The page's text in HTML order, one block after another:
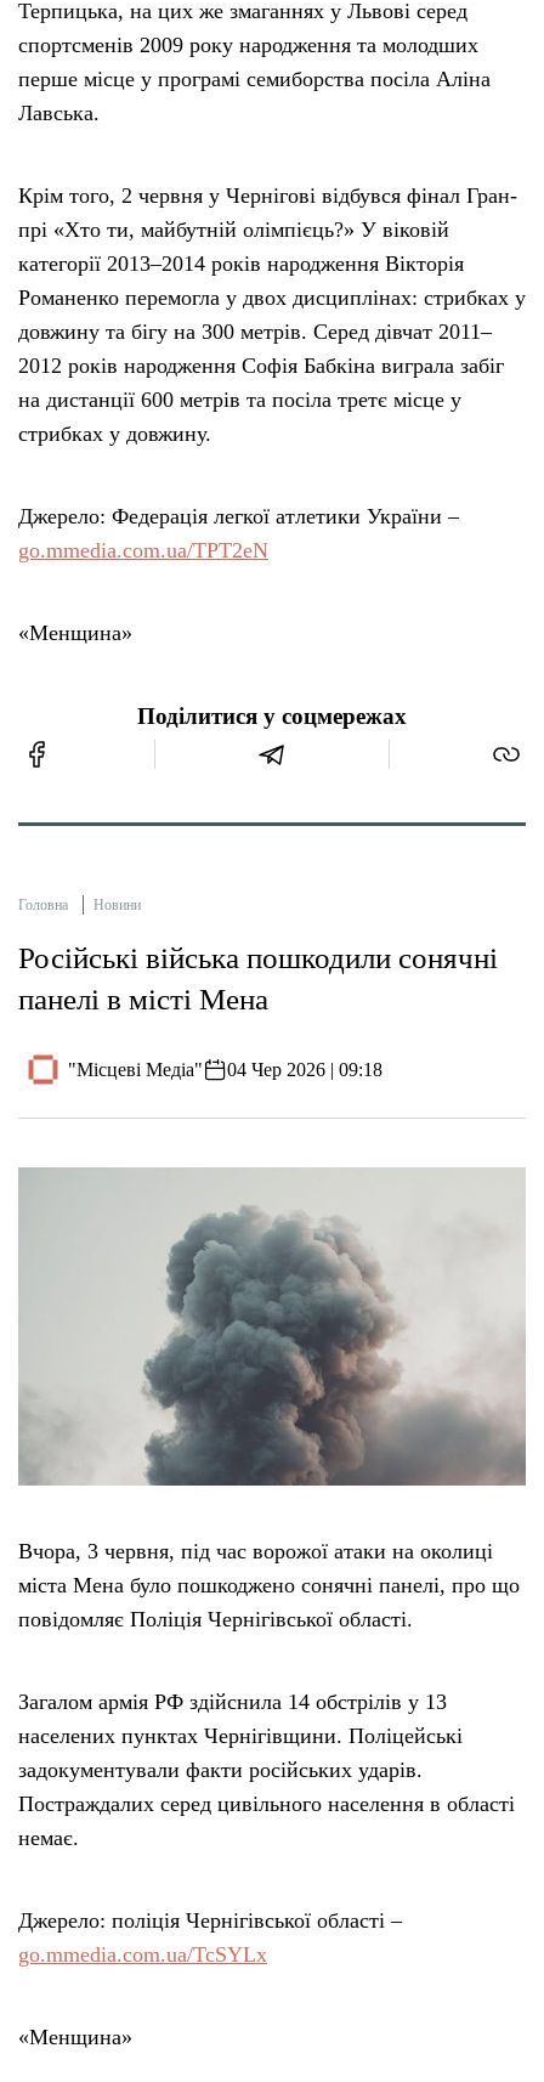
Терпицька, на цих же змаганнях у Львові серед
спортсменів 2009 року народження та молодших
перше місце у програмі семиборства посіла Аліна
Лавська.
Крім того, 2 червня у Чернігові відбувся фінал Гран-
прі «Хто ти, майбутній олімпієць?» У віковій
категорії 2013–2014 років народження Вікторія
Романенко перемогла у двох дисциплінах: стрибках у
довжину та бігу на 300 метрів. Серед дівчат 2011–
2012 років народження Софія Бабкіна виграла забіг
на дистанції 600 метрів та посіла третє місце у
стрибках у довжину.
Джерело: Федерація легкої атлетики України –
go.mmedia.com.ua/TPT2eN
«Менщина»
Поділитися у соцмережах
Головна Новини
Російські війська пошкодили сонячні
панелі в місті Мена
"Місцеві Медіа" 04 Чер 2026 | 09:18
Вчора, 3 червня, під час ворожої атаки на околиці
міста Мена було пошкоджено сонячні панелі, про що
повідомляє Поліція Чернігівської області.
Загалом армія РФ здійснила 14 обстрілів у 13
населених пунктах Чернігівщини. Поліцейські
задокументували факти російських ударів.
Постраждалих серед цивільного населення в області
немає.
Джерело: поліція Чернігівської області –
go.mmedia.com.ua/TcSYLx
«Менщина»